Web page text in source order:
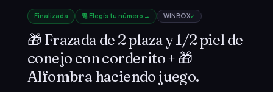
Finalizada 🔢 Elegís tu número → WINBOX✓
🎁 Frazada de 2 plaza y 1/2 piel de
conejo con corderito + 🎁
Alfombra haciendo juego.